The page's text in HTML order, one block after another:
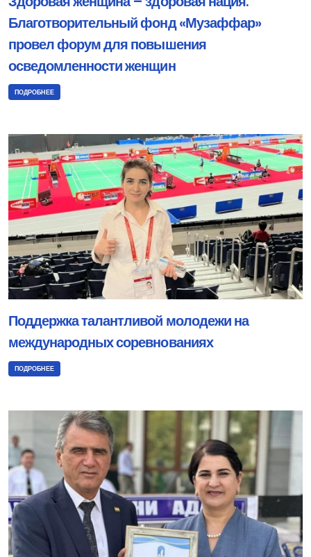
Благотворительный фонд «Музаффар»
провел форум для повышения
осведомленности женщин
ПОДРОБНЕЕ
Поддержка талантливой молодежи на
международных соревнованиях
ПОДРОБНЕЕ